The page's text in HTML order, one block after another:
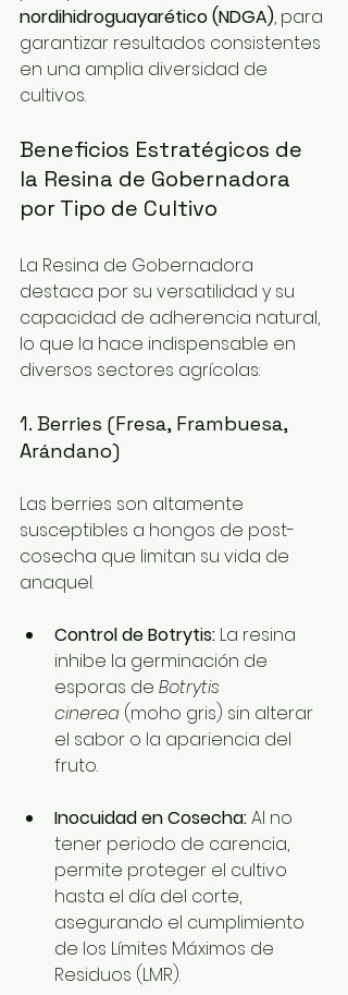
nordihidroguayarético (NDGA), para
garantizar resultados consistentes
en una amplia diversidad de
cultivos.
Beneficios Estratégicos de
la Resina de Gobernadora
por Tipo de Cultivo
La Resina de Gobernadora
destaca por su versatilidad y su
capacidad de adherencia natural,
lo que la hace indispensable en
diversos sectores agrícolas:
1. Berries (Fresa, Frambuesa,
Arándano)
Las berries son altamente
susceptibles a hongos de post-
cosecha que limitan su vida de
anaquel.
Control de Botrytis: La resina
inhibe la germinación de
esporas de Botrytis
cinerea (moho gris) sin alterar
el sabor o la apariencia del
fruto.
Inocuidad en Cosecha: Al no
tener periodo de carencia,
permite proteger el cultivo
hasta el día del corte,
asegurando el cumplimiento
de los Límites Máximos de
Residuos (LMR).